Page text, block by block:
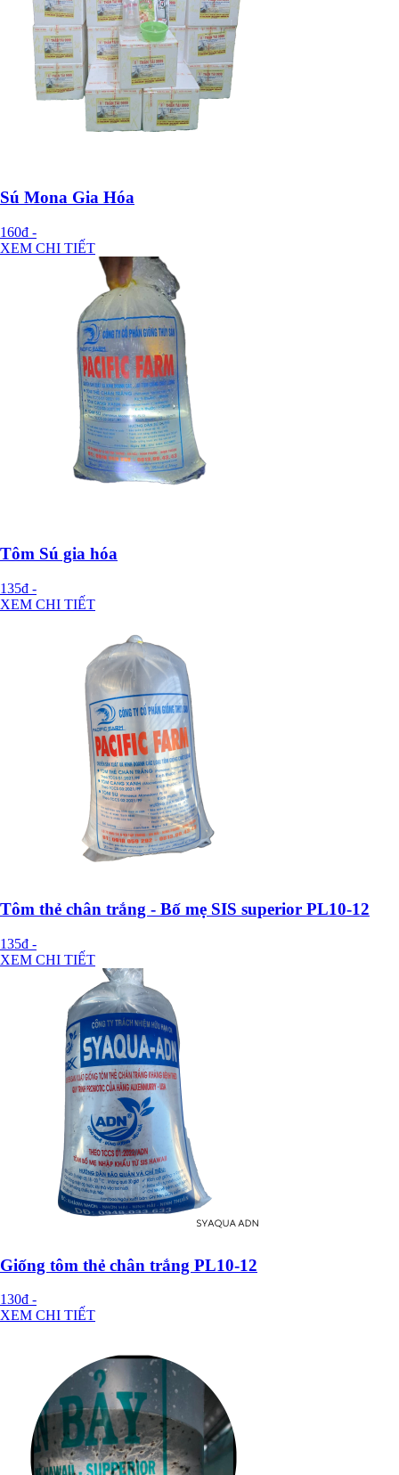
Sú Mona Gia Hóa
160đ -
XEM CHI TIẾT
Tôm Sú gia hóa
135đ -
XEM CHI TIẾT
Tôm thẻ chân trắng - Bố mẹ SIS superior PL10-12
135đ -
XEM CHI TIẾT
Giống tôm thẻ chân trắng PL10-12
130đ -
XEM CHI TIẾT